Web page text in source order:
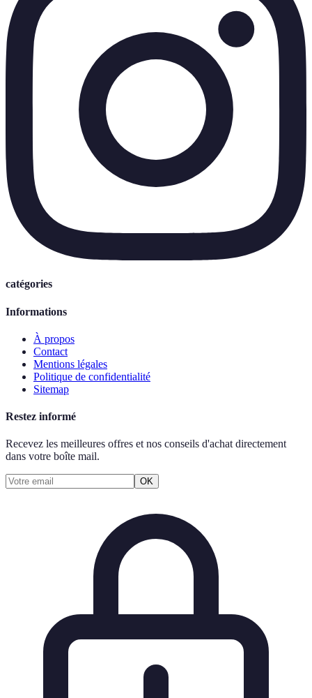
catégories
Informations
À propos
Contact
Mentions légales
Politique de confidentialité
Sitemap
Restez informé
Recevez les meilleures offres et nos conseils d'achat directement
dans votre boîte mail.
OK